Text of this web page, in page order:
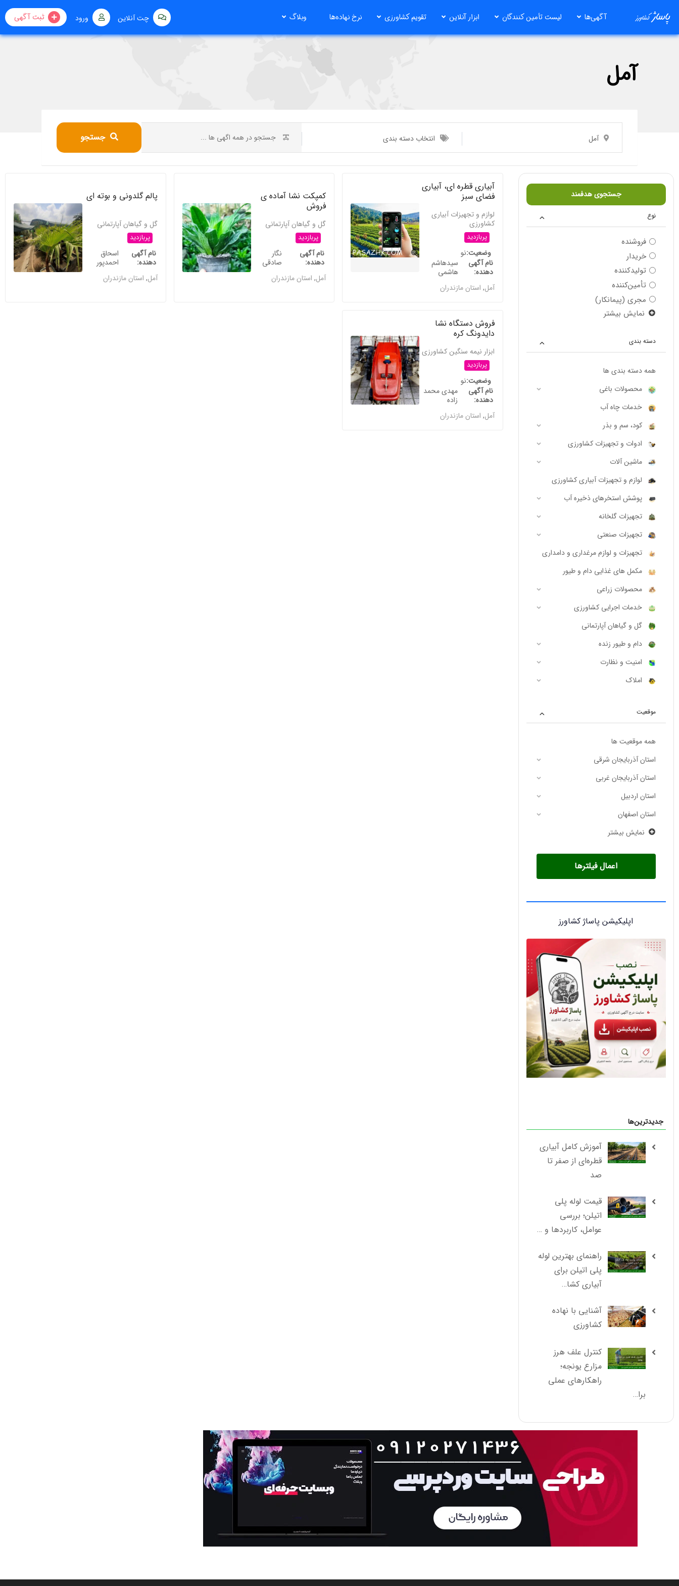
محتوا
ثبت آگهی ورود چت آنلاین آگهی‌ها لیست تأمین کنندگان ابزار آنلاین تقویم کشاورزی نرخ نهاده‌ها وبلاگ
آمل
آمل انتخاب دسته بندی جستجو
جستجوی هدفمند
نوع
فروشنده
خریدار
تولیدکننده
تأمین‌کننده
مجری (پیمانکار)
نمایش بیشتر
دسته بندی
همه دسته بندی ها
محصولات باغی
خدمات چاه آب
کود، سم و بذر
ادوات و تجهیزات کشاورزی
ماشین آلات
لوازم و تجهیزات آبیاری کشاورزی
پوشش استخرهای ذخیره آب
تجهیزات گلخانه
تجهیزات صنعتی
تجهیزات و لوازم مرغداری و دامداری
مکمل های غذایی دام و طیور
محصولات زراعی
خدمات اجرایی کشاورزی
گل و گیاهان آپارتمانی
دام و طیور زنده
امنیت و نظارت
املاک
موقعیت
همه موقعیت ها
استان آذربایجان شرقی
استان آذربایجان غربی
استان اردبیل
استان اصفهان
نمایش بیشتر
اعمال فیلترها
اپلیکیشن پاساژ کشاورز
جدیدترین‌ها
آموزش کامل آبیاری
قطره‌ای از صفر تا
صد
قیمت لوله پلی
اتیلن؛ بررسی
عوامل، کاربردها و …
راهنمای بهترین لوله
پلی اتیلن برای
آبیاری کشا…
آشنایی با نهاده
کشاورزی
کنترل علف هرز
مزارع یونجه؛
راهکارهای عملی
برا…
آبیاری قطره ای، آبیاری
فضای سبز
لوازم و تجهیزات آبیاری
کشاورزی
پربازدید
وضعیت نو
نام آگهی
دهنده
سیدهاشم
هاشمی
آمل, استان مازندران
کمپکت نشا آماده ی
فروش
گل و گیاهان آپارتمانی
پربازدید
نام آگهی
دهنده
نگار
صادقی
آمل, استان مازندران
پالم گلدونی و بوته ای
گل و گیاهان آپارتمانی
پربازدید
نام آگهی
دهنده
اسحاق
احمدپور
آمل, استان مازندران
فروش دستگاه نشا
دایدونگ کره
ابزار نیمه سنگین کشاورزی
پربازدید
وضعیت نو
نام آگهی
دهنده
مهدی محمد
زاده
آمل, استان مازندران